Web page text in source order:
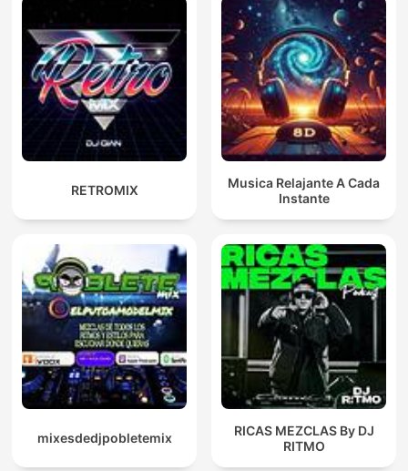
RETROMIX
Musica Relajante A Cada
Instante
mixesdedjpobletemix
RICAS MEZCLAS By DJ
RITMO